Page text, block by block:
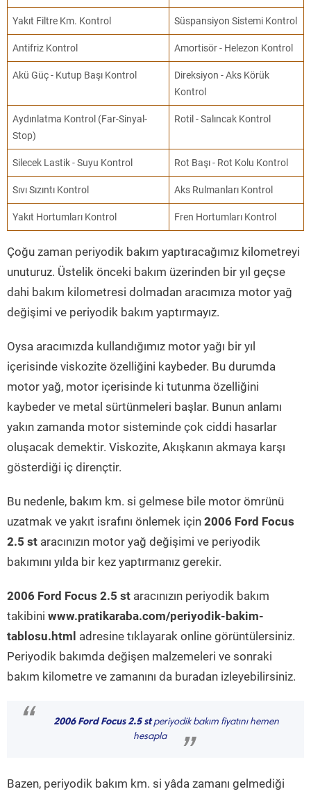
Yakıt Filtre Km. Kontrol Süspansiyon Sistemi Kontrol
Antifriz Kontrol Amortisör - Helezon Kontrol
Akü Güç - Kutup Başı Kontrol
Direksiyon - Aks Körük
Kontrol
Aydınlatma Kontrol (Far-Sinyal-
Stop)
Rotil - Salıncak Kontrol
Silecek Lastik - Suyu Kontrol Rot Başı - Rot Kolu Kontrol
Sıvı Sızıntı Kontrol Aks Rulmanları Kontrol
Yakıt Hortumları Kontrol Fren Hortumları Kontrol
Çoğu zaman periyodik bakım yaptıracağımız kilometreyi
unuturuz. Üstelik önceki bakım üzerinden bir yıl geçse
dahi bakım kilometresi dolmadan aracımıza motor yağ
değişimi ve periyodik bakım yaptırmayız.
Oysa aracımızda kullandığımız motor yağı bir yıl
içerisinde viskozite özelliğini kaybeder. Bu durumda
motor yağ, motor içerisinde ki tutunma özelliğini
kaybeder ve metal sürtünmeleri başlar. Bunun anlamı
yakın zamanda motor sisteminde çok ciddi hasarlar
oluşacak demektir. Viskozite, Akışkanın akmaya karşı
gösterdiği iç dirençtir.
Bu nedenle, bakım km. si gelmese bile motor ömrünü
uzatmak ve yakıt israfını önlemek için 2006 Ford Focus
2.5 st aracınızın motor yağ değişimi ve periyodik
bakımını yılda bir kez yaptırmanız gerekir.
2006 Ford Focus 2.5 st aracınızın periyodik bakım
takibini www.pratikaraba.com/periyodik-bakim-
tablosu.html adresine tıklayarak online görüntülersiniz.
Periyodik bakımda değişen malzemeleri ve sonraki
bakım kilometre ve zamanını da buradan izleyebilirsiniz.
“ 2006 Ford Focus 2.5 stperiyodik bakım fiyatını hemen
hesapla
”
Bazen, periyodik bakım km. si yâda zamanı gelmediği